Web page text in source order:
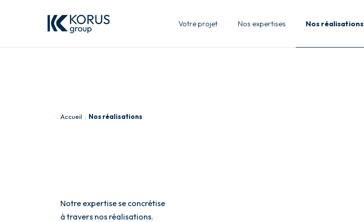
Votre projet Nos expertises Nos réalisations
Accueil Nos réalisations
Notre expertise se concrétise
à travers nos réalisations.